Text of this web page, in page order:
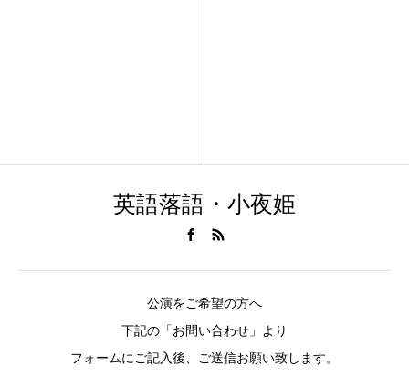
英語落語・小夜姫
公演をご希望の方へ
下記の「お問い合わせ」より
フォームにご記入後、ご送信お願い致します。